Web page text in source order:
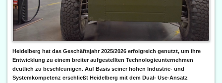
Heidelberg hat das Geschäftsjahr 2025/2026 erfolgreich genutzt, um ihre
Entwicklung zu einem breiter aufgestellten Technologieunternehmen
deutlich zu beschleunigen. Auf Basis seiner hohen Industrie- und
Systemkompetenz erschließt Heidelberg mit dem Dual- Use-Ansatz